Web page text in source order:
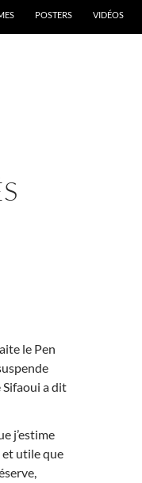
POSTERS VIDÉOS
le Pen
Sifaoui a dit
j’estime
et utile que